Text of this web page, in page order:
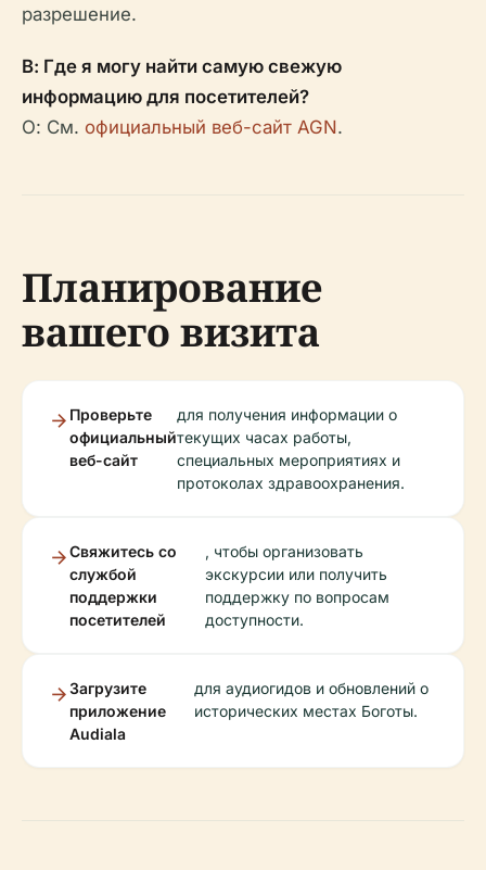
разрешение.
В: Где я могу найти самую свежую
информацию для посетителей?
О: См. официальный веб-сайт AGN.
Планирование
вашего визита
Проверьте
официальный
веб-сайт
для получения информации о
текущих часах работы,
специальных мероприятиях и
протоколах здравоохранения.
Свяжитесь со
службой
поддержки
посетителей
, чтобы организовать
экскурсии или получить
поддержку по вопросам
доступности.
Загрузите
приложение
Audiala
для аудиогидов и обновлений о
исторических местах Боготы.